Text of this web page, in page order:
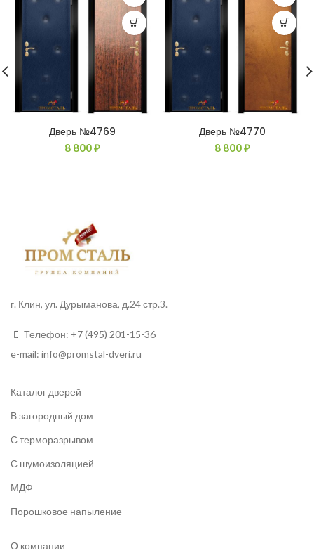
Дверь №4769
8 800₽
Дверь №4770
8 800₽
г. Клин, ул. Дурыманова, д.24 стр.3.
Телефон: +7 (495) 201-15-36
e-mail: info@promstal-dveri.ru
Каталог дверей
В загородный дом
С терморазрывом
С шумоизоляцией
МДФ
Порошковое напыление
О компании